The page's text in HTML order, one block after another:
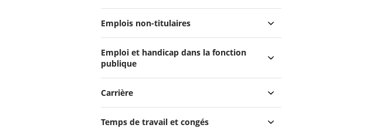
Emplois non-titulaires
Emploi et handicap dans la fonction
publique
Carrière
Temps de travail et congés